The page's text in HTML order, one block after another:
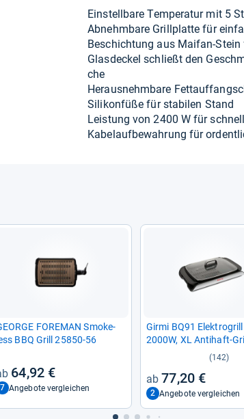
Ein­stell­bare Tem­pe­ra­tur mit 5
Abnehm­bare Grill­platte für
Beschich­tung aus Mai­fan-​
Glas­de­ckel schließt den
che
Her­aus­nehm­bare
Sili­kon­füße für sta­bi­len Stand
Leis­tung von 2400 W für
Kabe­lauf­be­wah­rung für
FORE­MAN Smo­ke­
BBQ Grill 25850-​56
64,92 €
7 Angebote vergleichen
Girmi BQ91 Elek­tro­grill
2000W, XL Anti­haft-​
für rauch­freies Gril­len
(142)
77,20 €
2 Angebote vergleichen